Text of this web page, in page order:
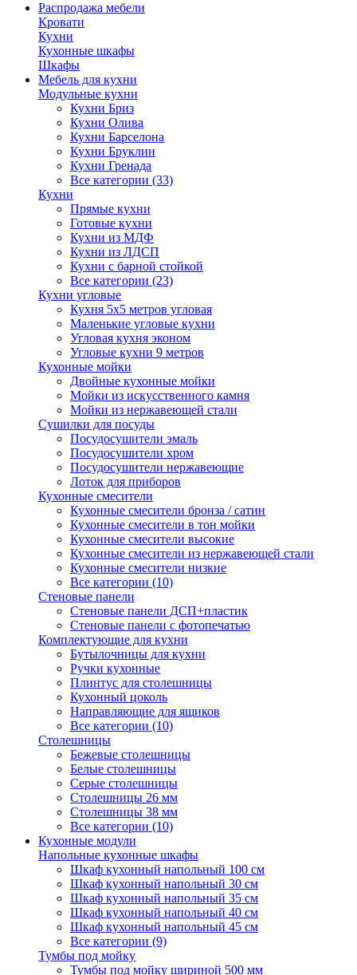
Распродажа мебели
Кровати
Кухни
Кухонные шкафы
Шкафы
Мебель для кухни
Модульные кухни
Кухни Бриз
Кухни Олива
Кухни Барселона
Кухни Бруклин
Кухни Гренада
Все категории (33)
Кухни
Прямые кухни
Готовые кухни
Кухни из МДФ
Кухни из ЛДСП
Кухни с барной стойкой
Все категории (23)
Кухни угловые
Кухня 5х5 метров угловая
Маленькие угловые кухни
Угловая кухня эконом
Угловые кухни 9 метров
Кухонные мойки
Двойные кухонные мойки
Мойки из искусственного камня
Мойки из нержавеющей стали
Сушилки для посуды
Посудосушители эмаль
Посудосушители хром
Посудосушители нержавеющие
Лоток для приборов
Кухонные смесители
Кухонные смесители бронза / сатин
Кухонные смесители в тон мойки
Кухонные смесители высокие
Кухонные смесители из нержавеющей стали
Кухонные смесители низкие
Все категории (10)
Стеновые панели
Стеновые панели ДСП+пластик
Стеновые панели с фотопечатью
Комплектующие для кухни
Бутылочницы для кухни
Ручки кухонные
Плинтус для столешницы
Кухонный цоколь
Направляющие для ящиков
Все категории (10)
Столешницы
Бежевые столешницы
Белые столешницы
Серые столешницы
Столешницы 26 мм
Столешницы 38 мм
Все категории (10)
Кухонные модули
Напольные кухонные шкафы
Шкаф кухонный напольный 100 см
Шкаф кухонный напольный 30 см
Шкаф кухонный напольный 35 см
Шкаф кухонный напольный 40 см
Шкаф кухонный напольный 45 см
Все категории (9)
Тумбы под мойку
Тумбы под мойку шириной 500 мм